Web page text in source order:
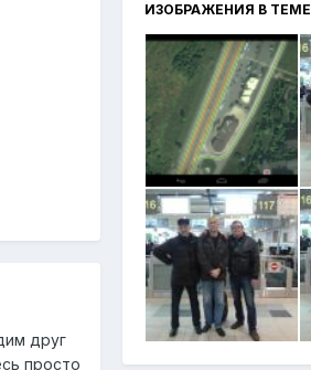
друг
просто
ИЗОБРАЖЕНИЯ В ТЕМЕ